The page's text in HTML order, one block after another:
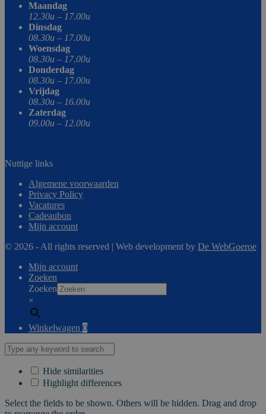
Maandag
12.30u – 17.00u
Dinsdag
08.30u – 17.00u
Woensdag
08.30u – 17.00u
Donderdag
08.30u – 17.00u
Vrijdag
08.30u – 16.00u
Zaterdag
09.00u – 12.00u
Nuttige links
Algemene voorwaarden
Privacy Policy
Vacatures
Cadeaubon
Mijn account
© 2026 - All rights reserved | Web development by De WebGoeroe
Mijn account
Zoeken
Zoeken
×
Winkelwagen 0
Hide similarities
Highlight differences
Select the fields to be shown. Others will be hidden. Drag and drop